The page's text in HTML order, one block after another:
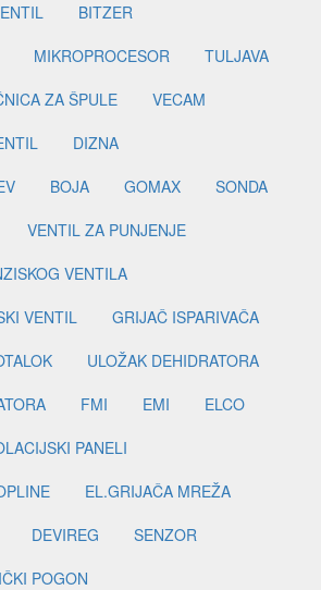
BITZER
MIKROPROCESOR
TULJAVA
ZA ŠPULE
VECAM
DIZNA
BOJA GOMAX
SONDA
VENTIL ZA PUNJENJE
VENTILA
VENTIL
GRIJAČ ISPARIVAČA
ULOŽAK DEHIDRATORA
FMI EMI
ELCO
PANELI
EL.GRIJAČA MREŽA
DEVIREG
SENZOR
POGON